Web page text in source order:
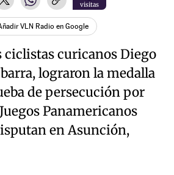
visitas
VLN Radio en Google
ciclistas curicanos Diego
lograron la medalla
de persecución por
Panamericanos
en Asunción,